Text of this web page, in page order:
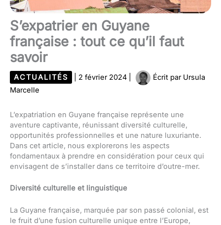
S’expatrier en Guyane
française : tout ce qu’il faut
savoir
ACTUALITÉS 2 février 2024 Écrit par Ursula
Marcelle
L’expatriation en Guyane française représente une
aventure captivante, réunissant diversité culturelle,
opportunités professionnelles et une nature luxuriante.
Dans cet article, nous explorerons les aspects
fondamentaux à prendre en considération pour ceux qui
envisagent de s’installer dans ce territoire d’outre-mer.
Diversité culturelle et linguistique
La Guyane française, marquée par son passé colonial, est
le fruit d’une fusion culturelle unique entre l’Europe,